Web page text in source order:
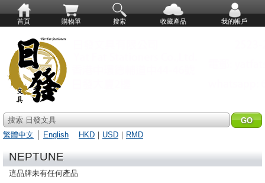
首頁 購物單 搜索 收藏產品 我的帳戶
搜索 日發文具
繁體中文
English HKD ｜ USD ｜ RMD
NEPTUNE
這品牌未有任何產品